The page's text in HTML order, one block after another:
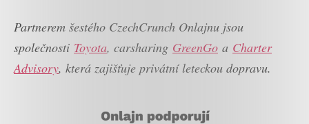
Partnerem šestého CzechCrunch Onlajnu jsou
společnosti Toyota, carsharing GreenGo a Charter
Advisory, která zajišťuje privátní leteckou dopravu.